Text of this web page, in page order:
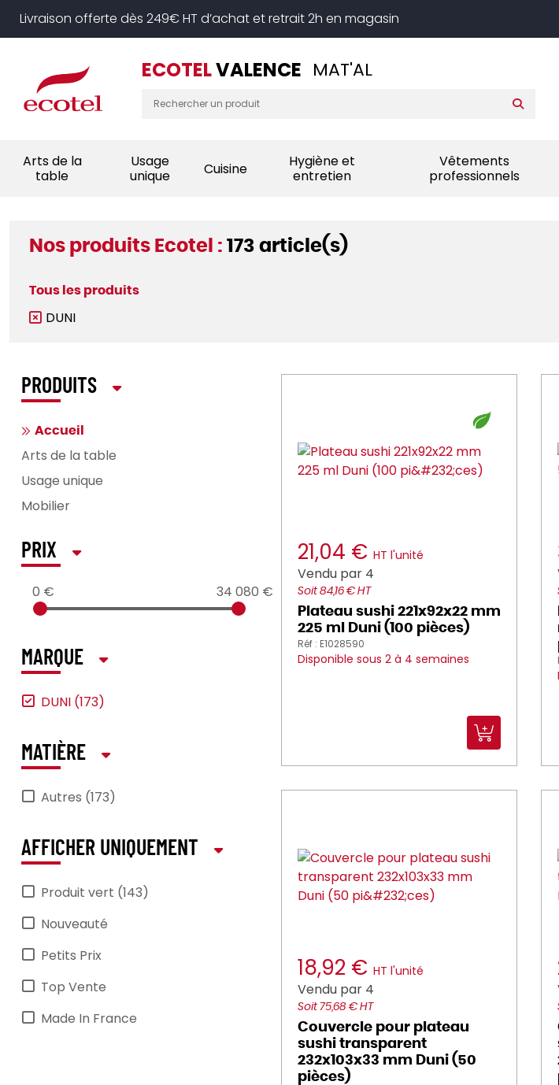
Livraison offerte dès 249€ HT d’achat et retrait 2h en magasin
ECOTELVALENCE MAT'AL
Arts de la
table
Usage
unique
Cuisine
Hygiène et
entretien
Vêtements
professionnels
Nos produits Ecotel : 173 article(s)
Tous les produits
DUNI
PRODUITS
Accueil
Arts de la table
Usage unique
Mobilier
PRIX
0 € 34 080 €
MARQUE
DUNI (173)
MATIÈRE
Autres (173)
AFFICHER UNIQUEMENT
Produit vert (143)
Nouveauté
Petits Prix
Top Vente
Made In France
21,04 € HT l'unité
Vendu par 4
Soit 84,16 € HT
Plateau sushi 221x92x22 mm
225 ml Duni (100 pièces)
Réf : E1028590
Disponible sous 2 à 4 semaines
18,92 € HT l'unité
Vendu par 4
Soit 75,68 € HT
Couvercle pour plateau
sushi transparent
232x103x33 mm Duni (50
pièces)
Panneau de gestion des cookies